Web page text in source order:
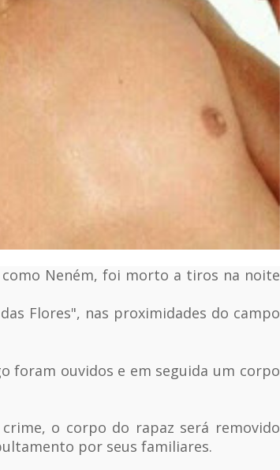
Neném, foi morto a tiros na noite
Flores", nas proximidades do campo
foram ouvidos e em seguida um corpo
o corpo do rapaz será removido
por seus familiares.